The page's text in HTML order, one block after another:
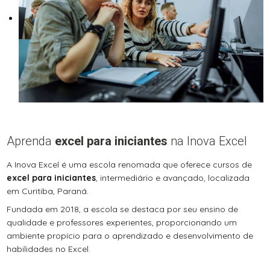
Aprenda excel para iniciantes na Inova Excel
A Inova Excel é uma escola renomada que oferece cursos de
excel para iniciantes , intermediário e avançado, localizada
em Curitiba, Paraná.
Fundada em 2018, a escola se destaca por seu ensino de
qualidade e professores experientes, proporcionando um
ambiente propício para o aprendizado e desenvolvimento de
habilidades no Excel.